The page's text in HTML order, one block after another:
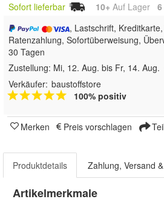
Sofort lieferbar 10+ Auf Lager 6
, Lastschrift,
Ratenzahlung, Sofortüberweisung,
30 Tagen
Zustellung: Mi, 12. Aug. bis Fr, 14. Aug.
Verkäufer: baustoffstore
100% positiv
Merken Preis vorschlagen
Produktdetails Zahlung, Versand
Artikelmerkmale